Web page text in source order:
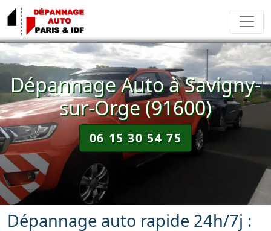
Dépannage Auto à Savigny-
sur-Orge (91600)
06 15 30 54 75
Dépannage auto rapide 24h/7j :